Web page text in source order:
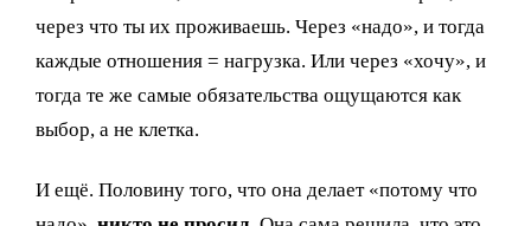
через что ты их проживаешь. Через «надо», и тогда
каждые отношения = нагрузка. Или через «хочу», и
тогда те же самые обязательства ощущаются как
выбор, а не клетка.
И ещё. Половину того, что она делает «потому что